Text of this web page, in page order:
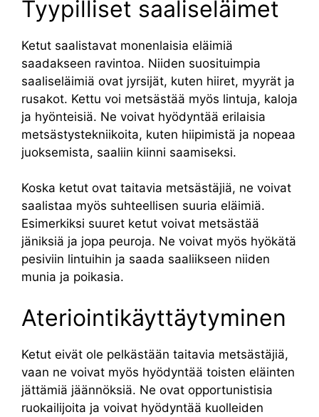
Tyypilliset saaliseläimet
Ketut saalistavat monenlaisia eläimiä
saadakseen ravintoa. Niiden suosituimpia
saaliseläimiä ovat jyrsijät, kuten hiiret, myyrät ja
rusakot. Kettu voi metsästää myös lintuja, kaloja
ja hyönteisiä. Ne voivat hyödyntää erilaisia
metsästystekniikoita, kuten hiipimistä ja nopeaa
juoksemista, saaliin kiinni saamiseksi.
Koska ketut ovat taitavia metsästäjiä, ne voivat
saalistaa myös suhteellisen suuria eläimiä.
Esimerkiksi suuret ketut voivat metsästää
jäniksiä ja jopa peuroja. Ne voivat myös hyökätä
pesiviin lintuihin ja saada saaliikseen niiden
munia ja poikasia.
Ateriointikäyttäytyminen
Ketut eivät ole pelkästään taitavia metsästäjiä,
vaan ne voivat myös hyödyntää toisten eläinten
jättämiä jäännöksiä. Ne ovat opportunistisia
ruokailijoita ja voivat hyödyntää kuolleiden